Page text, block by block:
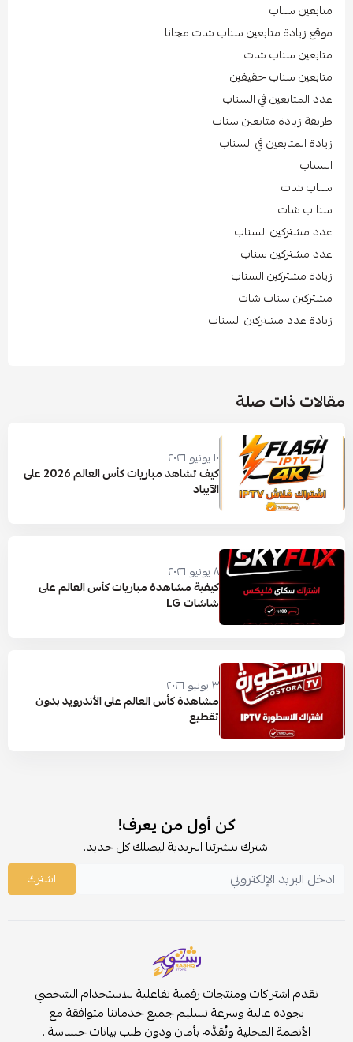
متابعين سناب
موقع زيادة متابعين سناب شات مجانا
متابعين سناب شات
متابعين سناب حقيقين
عدد المتابعين في السناب
طريقة زيادة متابعين سناب
زيادة المتابعين في السناب
السناب
سناب شات
سنا ب شات
عدد مشتركين السناب
عدد مشتركين سناب
زيادة مشتركين السناب
مشتركين سناب شات
زيادة عدد مشتركين السناب
مقالات ذات صلة
١٠ يونيو ٢٠٢٦
كيف تشاهد مباريات كأس العالم 2026 على
الآيباد
٨ يونيو ٢٠٢٦
كيفية مشاهدة مباريات كأس العالم على
شاشات LG
٣ يونيو ٢٠٢٦
مشاهدة كأس العالم على الأندرويد بدون
تقطيع
كن أول من يعرف!
اشترك بنشرتنا البريدية ليصلك كل جديد.
اشترك
نقدم اشتراكات ومنتجات رقمية تفاعلية للاستخدام الشخصي
بجودة عالية وسرعة تسليم جميع خدماتنا متوافقة مع
الأنظمة المحلية وتُقدَّم بأمان ودون طلب بيانات حساسة .